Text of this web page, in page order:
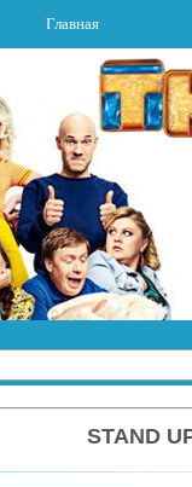
Главная
STAND